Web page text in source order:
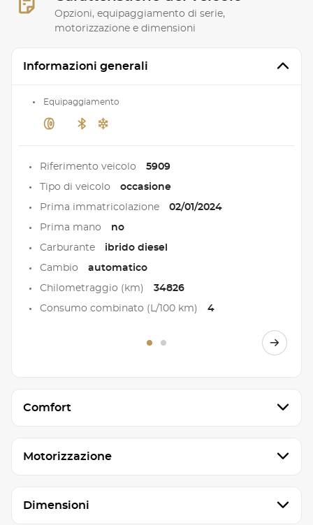
Opzioni, equipaggiamento di serie,
motorizzazione e dimensioni
Informazioni generali
Equipaggiamento
Riferimento veicolo 5909
Tipo di veicolo occasione
Prima immatricolazione 02/01/2024
Prima mano no
Carburante ibrido diesel
Cambio automatico
Chilometraggio (km) 34826
Consumo combinato (L/100 km) 4
Comfort
Motorizzazione
Dimensioni